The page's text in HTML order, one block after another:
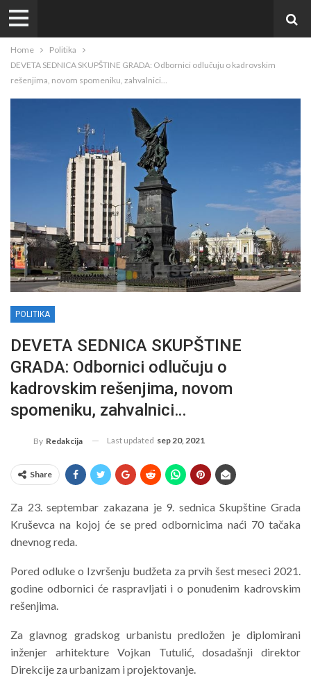
Home
Politika
DEVETA SEDNICA SKUPŠTINE GRADA: Odbornici odlučuju o kadrovskim
rešenjima, novom spomeniku, zahvalnici…
POLITIKA
DEVETA SEDNICA SKUPŠTINE
GRADA: Odbornici odlučuju o
kadrovskim rešenjima, novom
spomeniku, zahvalnici…
By Redakcija Last updated sep 20, 2021
Share
Za 23. septembar zakazana je 9. sednica Skupštine Grada
Kruševca na kojoj će se pred odbornicima naći 70 tačaka
dnevnog reda.
Pored odluke o Izvršenju budžeta za prvih šest meseci 2021.
godine odbornici će raspravljati i o ponuđenim kadrovskim
rešenjima.
Za glavnog gradskog urbanistu predložen je diplomirani
inženjer arhitekture Vojkan Tutulić, dosadašnji direktor
Direkcije za urbanizam i projektovanje.